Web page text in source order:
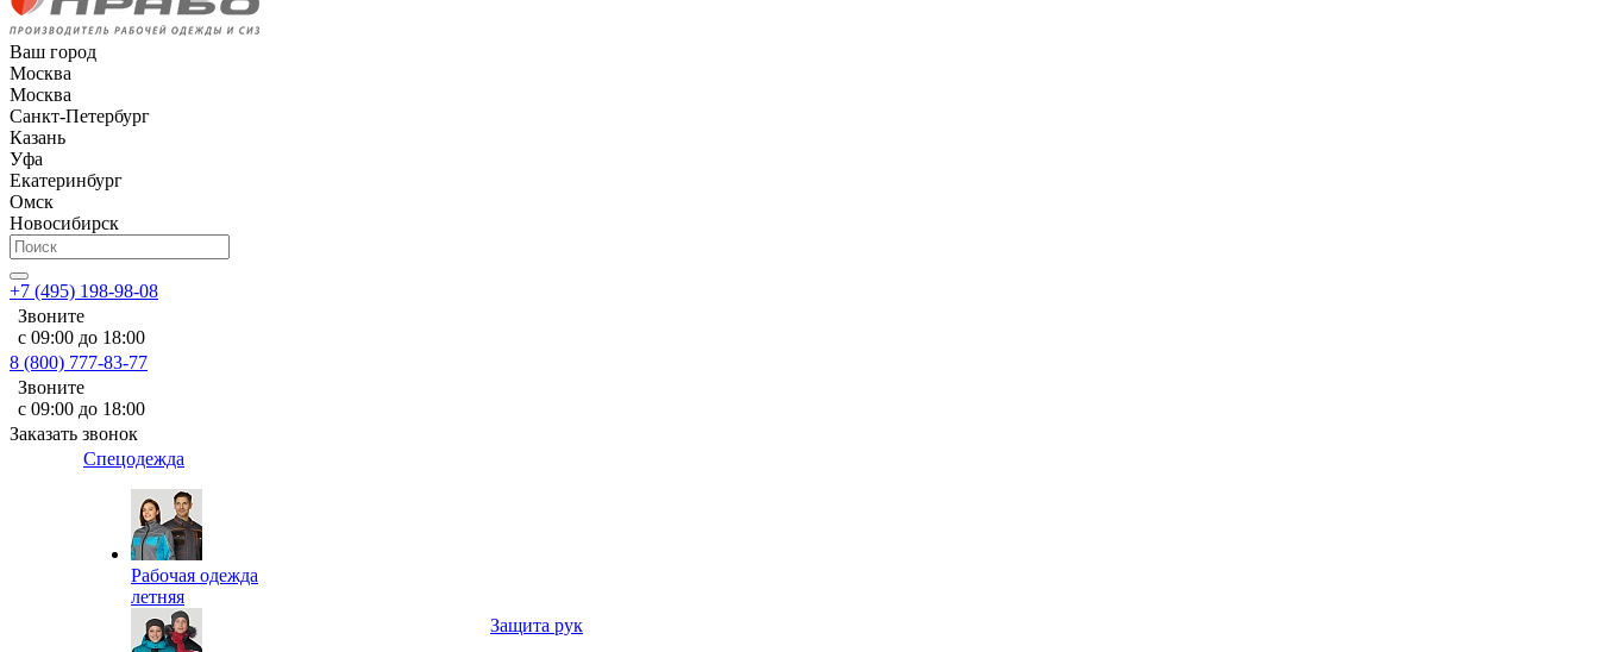
Ваш город
Москва
Москва
Санкт-Петербург
Казань
Уфа
Екатеринбург
Омск
Новосибирск
+7 (495) 198-98-08
Звоните
с 09:00 до 18:00
8 (800) 777-83-77
Звоните
с 09:00 до 18:00
Заказать звонок
Спецодежда
Рабочая одежда
летняя
Защита рук